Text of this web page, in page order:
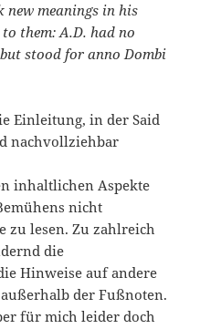
new meanings in his
to them: A.D. had no
stood for anno Dombi
Einleitung, in der Said
nachvollziehbar
inhaltlichen Aspekte
nicht
zu lesen. Zu zahlreich
die
Hinweise auf andere
der Fußnoten.
für mich leider doch